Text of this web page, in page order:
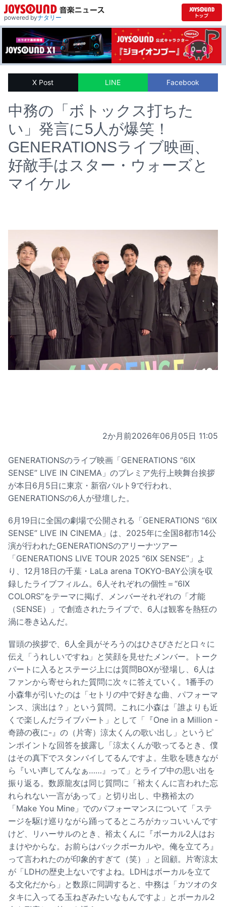
powered byナタリー
X Post LINE Facebook
中務の「ボトックス打ちた
い」発言に5人が爆笑！
GENERATIONSライブ映画、
好敵手はスター・ウォーズと
マイケル
2か月前2026年06月05日 11:05
GENERATIONSのライブ映画「GENERATIONS “6IX
SENSE” LIVE IN CINEMA」のプレミア先行上映舞台挨拶
が本日6月5日に東京・新宿バルト9で行われ、
GENERATIONSの6人が登壇した。
6月19日に全国の劇場で公開される「GENERATIONS “6IX
SENSE” LIVE IN CINEMA」は、2025年に全国8都市14公
演が行われたGENERATIONSのアリーナツアー
「GENERATIONS LIVE TOUR 2025 “6IX SENSE”」よ
り、12月18日の千葉・LaLa arena TOKYO-BAY公演を収
録したライブフィルム。6人それぞれの個性＝“6IX
COLORS”をテーマに掲げ、メンバーそれぞれの「才能
（SENSE）」で創造されたライブで、6人は観客を熱狂の
渦に巻き込んだ。
冒頭の挨拶で、6人全員がそろうのはひさびさだと口々に
伝え「うれしいですね」と笑顔を見せたメンバー。トーク
パートに入るとステージ上には質問BOXが登場し、6人は
ファンから寄せられた質問に次々に答えていく。1番手の
小森隼が引いたのは「セトリの中で好きな曲、パフォーマ
ンス、演出は？」という質問。これに小森は「誰よりも近
くで楽しんだライブパート」として「『One in a Million -
奇跡の夜に-』の（片寄）涼太くんの歌い出し」というピ
ンポイントな回答を披露し「涼太くんが歌ってるとき、僕
はその真下でスタンバイしてるんですよ。生歌を聴きなが
ら『いい声してんなぁ……』って」とライブ中の思い出を
振り返る。数原龍友は同じ質問に「裕太くんに言われた忘
れられない一言があって」と切り出し、中務裕太の
「Make You Mine」でのパフォーマンスについて「ステ
ージを駆け巡りながら踊ってるところがカッコいいんです
けど、リハーサルのとき、裕太くんに『ボーカル2人はお
まけやからな。お前らはバックボーカルや。俺を立てろ』
って言われたのが印象的すぎて（笑）」と回顧。片寄涼太
が「LDHの歴史上ないですよね。LDHはボーカルを立て
る文化だから」と数原に同調すると、中務は「カツオのタ
タキに入ってる玉ねぎみたいなもんですよ」とボーカル2